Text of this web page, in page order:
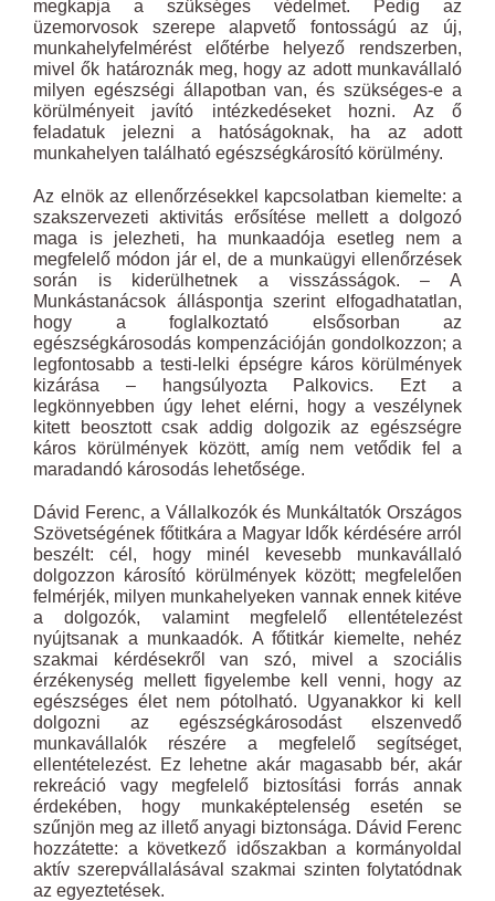
megkapja a szükséges védelmet. Pedig az
üzemorvosok szerepe alapvető fontosságú az új,
munkahelyfelmérést előtérbe helyező rendszerben,
mivel ők határoznák meg, hogy az adott munkavállaló
milyen egészségi állapotban van, és szükséges-e a
körülményeit javító intézkedéseket hozni. Az ő
feladatuk jelezni a hatóságoknak, ha az adott
munkahelyen található egészségkárosító körülmény.
Az elnök az ellenőrzésekkel kapcsolatban kiemelte: a
szakszervezeti aktivitás erősítése mellett a dolgozó
maga is jelezheti, ha munkaadója esetleg nem a
megfelelő módon jár el, de a munkaügyi ellenőrzések
során is kiderülhetnek a visszásságok. – A
Munkástanácsok álláspontja szerint elfogadhatatlan,
hogy a foglalkoztató elsősorban az
egészségkárosodás kompenzációján gondolkozzon; a
legfontosabb a testi-lelki épségre káros körülmények
kizárása – hangsúlyozta Palkovics. Ezt a
legkönnyebben úgy lehet elérni, hogy a veszélynek
kitett beosztott csak addig dolgozik az egészségre
káros körülmények között, amíg nem vetődik fel a
maradandó károsodás lehetősége.
Dávid Ferenc, a Vállalkozók és Munkáltatók Országos
Szövetségének főtitkára a Magyar Idők kérdésére arról
beszélt: cél, hogy minél kevesebb munkavállaló
dolgozzon károsító körülmények között; megfelelően
felmérjék, milyen munkahelyeken vannak ennek kitéve
a dolgozók, valamint megfelelő ellentételezést
nyújtsanak a munkaadók. A főtitkár kiemelte, nehéz
szakmai kérdésekről van szó, mivel a szociális
érzékenység mellett figyelembe kell venni, hogy az
egészséges élet nem pótolható. Ugyanakkor ki kell
dolgozni az egészségkárosodást elszenvedő
munkavállalók részére a megfelelő segítséget,
ellentételezést. Ez lehetne akár magasabb bér, akár
rekreáció vagy megfelelő biztosítási forrás annak
érdekében, hogy munkaképtelenség esetén se
szűnjön meg az illető anyagi biztonsága. Dávid Ferenc
hozzátette: a következő időszakban a kormányoldal
aktív szerepvállalásával szakmai szinten folytatódnak
az egyeztetések.